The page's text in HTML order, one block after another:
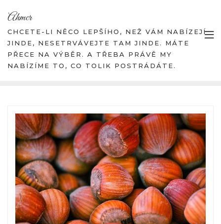
content
Ahmcr
CHCETE-LI NĚCO LEPŠÍHO, NEŽ VÁM NABÍZEJÍ
JINDE, NESETRVÁVEJTE TAM JINDE. MÁTE
PŘECE NA VÝBĚR. A TŘEBA PRÁVĚ MY
NABÍZÍME TO, CO TOLIK POSTRÁDÁTE.